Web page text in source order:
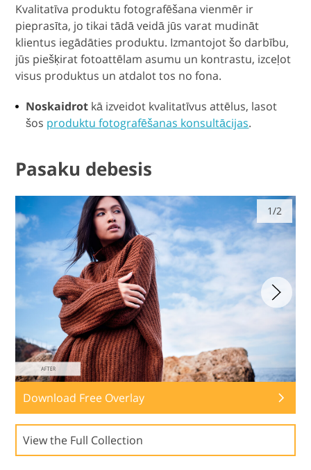
Kvalitatīva produktu fotografēšana vienmēr ir
pieprasīta, jo tikai tādā veidā jūs varat mudināt
klientus iegādāties produktu. Izmantojot šo darbību,
jūs piešķirat fotoattēlam asumu un kontrastu, izceļot
visus produktus un atdalot tos no fona.
Noskaidrot kā izveidot kvalitatīvus attēlus, lasot
šos produktu fotografēšanas konsultācijas.
Pasaku debesis
1/2
Download Free Overlay
View the Full Collection